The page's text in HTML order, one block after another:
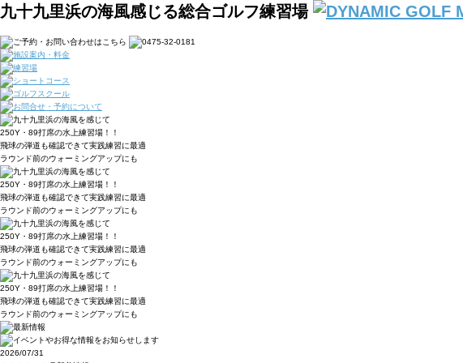
九十九里浜の海風感じる総合ゴルフ練習場
250Y・89打席の水上練習場！！
飛球の弾道も確認できて実践練習に最適
ラウンド前のウォーミングアップにも
250Y・89打席の水上練習場！！
飛球の弾道も確認できて実践練習に最適
ラウンド前のウォーミングアップにも
250Y・89打席の水上練習場！！
飛球の弾道も確認できて実践練習に最適
ラウンド前のウォーミングアップにも
250Y・89打席の水上練習場！！
飛球の弾道も確認できて実践練習に最適
ラウンド前のウォーミングアップにも
2026/07/31